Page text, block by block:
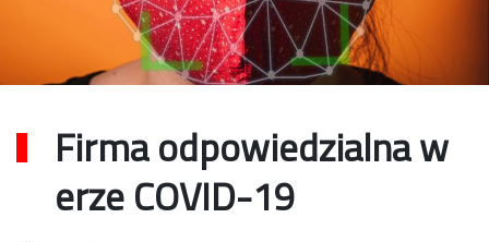
Firma odpowiedzialna w
erze COVID-19